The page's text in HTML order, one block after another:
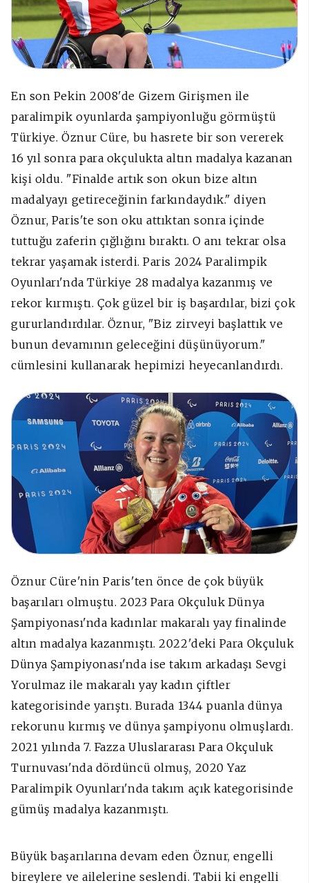
En son Pekin 2008'de Gizem Girişmen ile
paralimpik oyunlarda şampiyonluğu görmüştü
Türkiye. Öznur Cüre, bu hasrete bir son vererek
16 yıl sonra para okçulukta altın madalya kazanan
kişi oldu. "Finalde artık son okun bize altın
madalyayı getireceğinin farkındaydık." diyen
Öznur, Paris'te son oku attıktan sonra içinde
tuttuğu zaferin çığlığını bıraktı. O anı tekrar olsa
tekrar yaşamak isterdi. Paris 2024 Paralimpik
Oyunları'nda Türkiye 28 madalya kazanmış ve
rekor kırmıştı. Çok güzel bir iş başardılar, bizi çok
gururlandırdılar. Öznur, "Biz zirveyi başlattık ve
bunun devamının geleceğini düşünüyorum."
cümlesini kullanarak hepimizi heyecanlandırdı.
Öznur Cüre'nin Paris'ten önce de çok büyük
başarıları olmuştu. 2023 Para Okçuluk Dünya
Şampiyonası'nda kadınlar makaralı yay finalinde
altın madalya kazanmıştı. 2022'deki Para Okçuluk
Dünya Şampiyonası'nda ise takım arkadaşı Sevgi
Yorulmaz ile makaralı yay kadın çiftler
kategorisinde yarıştı. Burada 1344 puanla dünya
rekorunu kırmış ve dünya şampiyonu olmuşlardı.
2021 yılında 7. Fazza Uluslararası Para Okçuluk
Turnuvası'nda dördüncü olmuş, 2020 Yaz
Paralimpik Oyunları'nda takım açık kategorisinde
gümüş madalya kazanmıştı.
Büyük başarılarına devam eden Öznur, engelli
bireylere ve ailelerine seslendi. Tabii ki engelli